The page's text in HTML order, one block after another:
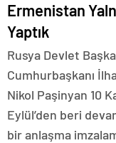
Ermenistan
Yaptık
Rusya Devlet
Cumhurbaşkanı
Nikol Paşinyan 10
Eylül’den beri
bir anlaşma